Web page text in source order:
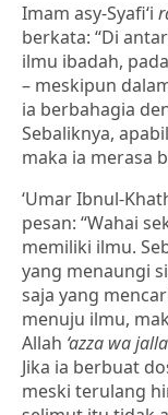
Imam asy-Syafi‘i
berkata: “Di
ilmu ibadah,
– meskipun
ia berbahagia
Sebaliknya,
maka ia merasa
‘Umar Ibnul-
pesan: “Wahai
memiliki ilmu.
yang menaungi
saja yang
menuju ilmu,
Allah ‘azza wa jalla
Jika ia berbuat
meski terulang